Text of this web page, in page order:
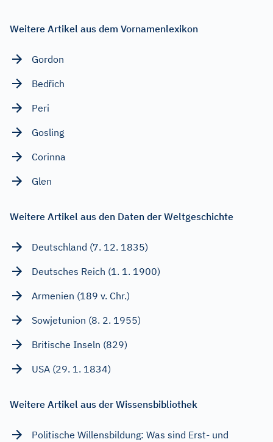
Weitere Artikel aus dem Vornamenlexikon
Gordon
Bedřich
Peri
Gosling
Corinna
Glen
Weitere Artikel aus den Daten der Weltgeschichte
Deutschland (7. 12. 1835)
Deutsches Reich (1. 1. 1900)
Armenien (189 v. Chr.)
Sowjetunion (8. 2. 1955)
Britische Inseln (829)
USA (29. 1. 1834)
Weitere Artikel aus der Wissensbibliothek
Politische Willensbildung: Was sind Erst- und